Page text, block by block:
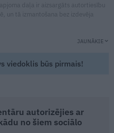
daļa ir aizsargāts autortiesību
un tā izmantošana bez izdevēja
JAUNĀKIE
viedoklis būs pirmais!
autorizējies ar
no šiem sociālo